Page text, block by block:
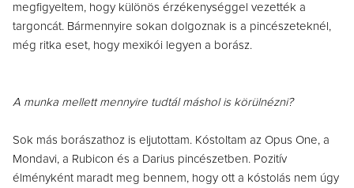
megfigyeltem, hogy különös érzékenységgel vezették a
targoncát. Bármennyire sokan dolgoznak is a pincészeteknél,
még ritka eset, hogy mexikói legyen a borász.
A munka mellett mennyire tudtál máshol is körülnézni?
Sok más borászathoz is eljutottam. Kóstoltam az Opus One, a
Mondavi, a Rubicon és a Darius pincészetben. Pozitív
élményként maradt meg bennem, hogy ott a kóstolás nem úgy